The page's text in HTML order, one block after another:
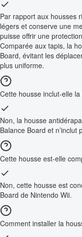
Par rapport aux housses
légers et conserve une
puisse offrir une
Comparée aux tapis, la
Board, évitant les
plus uniforme.
Cette housse inclut-elle
Non, la housse
Balance Board et n’inclut
Cette housse est-elle
Non, cette housse est
Board de Nintendo Wii.
Comment installer la